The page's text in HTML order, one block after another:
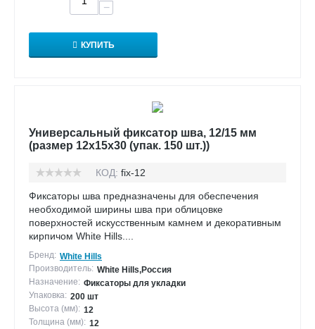
−
КУПИТЬ
Универсальный фиксатор шва, 12/15 мм
(размер 12х15х30 (упак. 150 шт.))
КОД: fix-12
Фиксаторы шва предназначены для обеспечения
необходимой ширины шва при облицовке
поверхностей искусственным камнем и декоративным
кирпичом White Hills....
Бренд: White Hills
Производитель: White Hills,Россия
Назначение: Фиксаторы для укладки
Упаковка: 200 шт
Высота (мм): 12
Толщина (мм): 12